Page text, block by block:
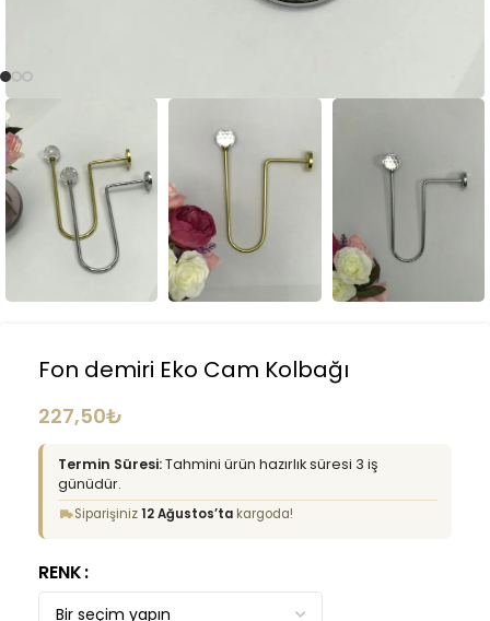
Fon demiri Eko Cam Kolbağı
227,50₺
Termin Süresi:Tahmini ürün hazırlık süresi 3 iş
günüdür.
Siparişiniz12 Ağustos’ta kargoda!
RENK